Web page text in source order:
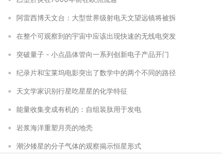
阿雷西博天文台：大型世界级射电天文望远镜将被拆
在整个可观察到的宇宙中应该出现快速的无线电突发
突破量子 - 小点晶体管向一系列创新电子产品开门
纪录片和宝莱坞电影突出了数学中的两个不同的路径
天文学家识别行星吃星星的化学特征
能量收集变成有机的：自组装肽用于发电
岩浆海洋重塑月亮的地壳
潮汐矮星的分子气体的观察揭示恒星形式